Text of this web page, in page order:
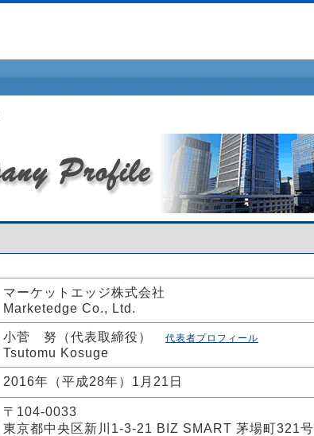
マーケットエッジ株式会社
Marketedge Co., Ltd.
小菅 努（代表取締役） 代表者プロフィール
Tsutomu Kosuge
2016年（平成28年）1月21日
〒104-0033
東京都中央区新川1-3-21 BIZ SMART 茅場町321号